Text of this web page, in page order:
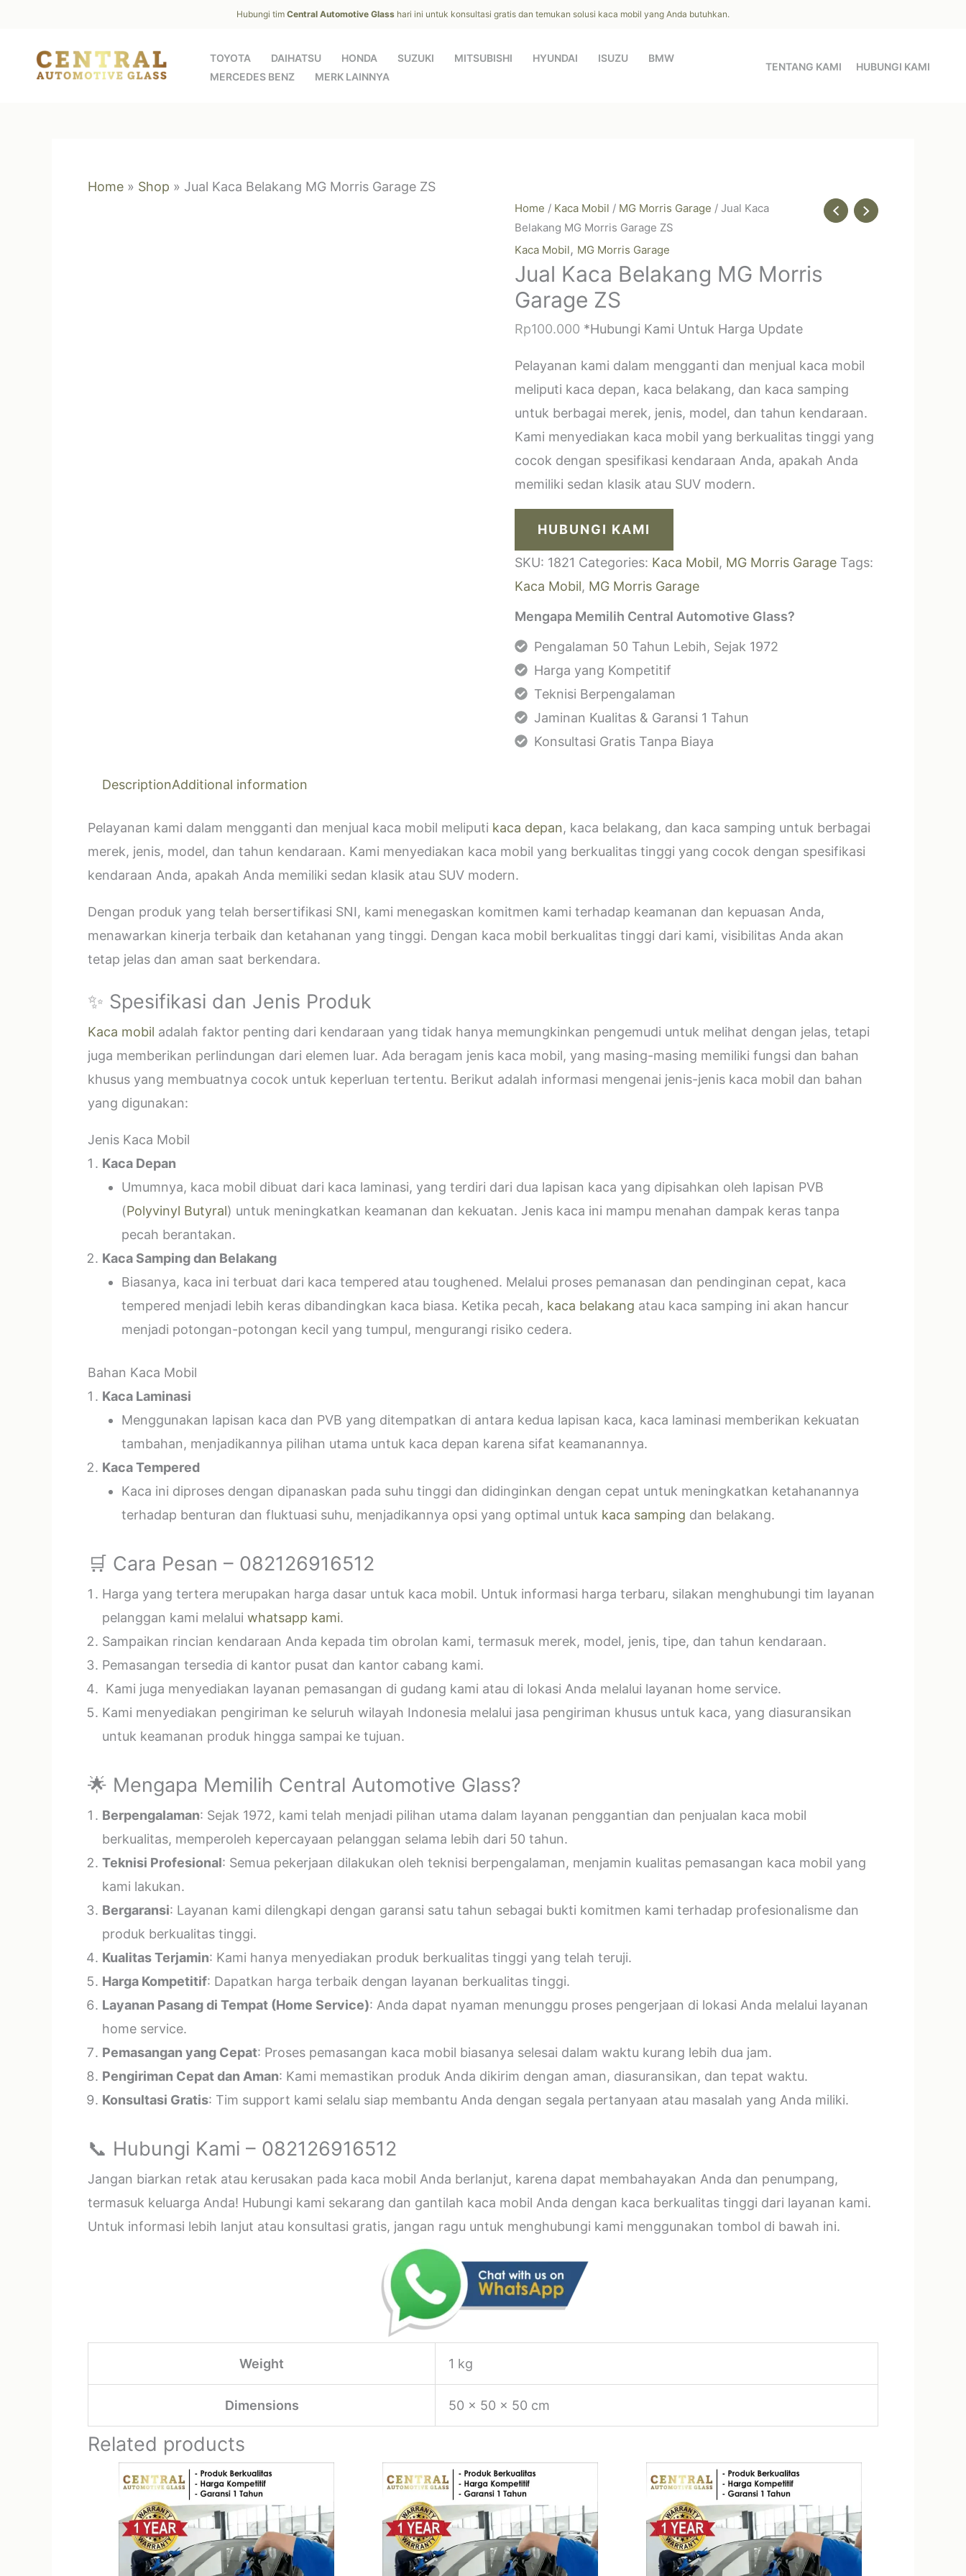
content
Hubungi tim Central Automotive Glass hari ini untuk konsultasi gratis dan temukan solusi kaca mobil yang Anda butuhkan.
TOYOTA DAIHATSU HONDA SUZUKI MITSUBISHI HYUNDAI ISUZU
BMW
MERCEDES BENZ
MERK LAINNYA
TENTANG KAMI HUBUNGI KAMI
Home » Shop » Jual Kaca Belakang MG Morris Garage ZS
Home / Kaca Mobil / MG Morris Garage / Jual Kaca
Belakang MG Morris Garage ZS
Kaca Mobil, MG Morris Garage
Jual Kaca Belakang MG Morris
Garage ZS
Rp100.000 *Hubungi Kami Untuk Harga Update
Pelayanan kami dalam mengganti dan menjual kaca mobil
meliputi kaca depan, kaca belakang, dan kaca samping
untuk berbagai merek, jenis, model, dan tahun kendaraan.
Kami menyediakan kaca mobil yang berkualitas tinggi yang
cocok dengan spesifikasi kendaraan Anda, apakah Anda
memiliki sedan klasik atau SUV modern.
HUBUNGI KAMI
SKU: 1821 Categories: Kaca Mobil, MG Morris Garage Tags:
Kaca Mobil, MG Morris Garage
Mengapa Memilih Central Automotive Glass?
Pengalaman 50 Tahun Lebih, Sejak 1972
Harga yang Kompetitif
Teknisi Berpengalaman
Jaminan Kualitas & Garansi 1 Tahun
Konsultasi Gratis Tanpa Biaya
DescriptionAdditional information
Pelayanan kami dalam mengganti dan menjual kaca mobil meliputi kaca depan, kaca belakang, dan kaca samping untuk berbagai
merek, jenis, model, dan tahun kendaraan. Kami menyediakan kaca mobil yang berkualitas tinggi yang cocok dengan spesifikasi
kendaraan Anda, apakah Anda memiliki sedan klasik atau SUV modern.
Dengan produk yang telah bersertifikasi SNI, kami menegaskan komitmen kami terhadap keamanan dan kepuasan Anda,
menawarkan kinerja terbaik dan ketahanan yang tinggi. Dengan kaca mobil berkualitas tinggi dari kami, visibilitas Anda akan
tetap jelas dan aman saat berkendara.
✨ Spesifikasi dan Jenis Produk
Kaca mobil adalah faktor penting dari kendaraan yang tidak hanya memungkinkan pengemudi untuk melihat dengan jelas, tetapi
juga memberikan perlindungan dari elemen luar. Ada beragam jenis kaca mobil, yang masing-masing memiliki fungsi dan bahan
khusus yang membuatnya cocok untuk keperluan tertentu. Berikut adalah informasi mengenai jenis-jenis kaca mobil dan bahan
yang digunakan:
Jenis Kaca Mobil
Kaca Depan
Umumnya, kaca mobil dibuat dari kaca laminasi, yang terdiri dari dua lapisan kaca yang dipisahkan oleh lapisan PVB
(Polyvinyl Butyral) untuk meningkatkan keamanan dan kekuatan. Jenis kaca ini mampu menahan dampak keras tanpa
pecah berantakan.
Kaca Samping dan Belakang
Biasanya, kaca ini terbuat dari kaca tempered atau toughened. Melalui proses pemanasan dan pendinginan cepat, kaca
tempered menjadi lebih keras dibandingkan kaca biasa. Ketika pecah, kaca belakang atau kaca samping ini akan hancur
menjadi potongan-potongan kecil yang tumpul, mengurangi risiko cedera.
Bahan Kaca Mobil
Kaca Laminasi
Menggunakan lapisan kaca dan PVB yang ditempatkan di antara kedua lapisan kaca, kaca laminasi memberikan kekuatan
tambahan, menjadikannya pilihan utama untuk kaca depan karena sifat keamanannya.
Kaca Tempered
Kaca ini diproses dengan dipanaskan pada suhu tinggi dan didinginkan dengan cepat untuk meningkatkan ketahanannya
terhadap benturan dan fluktuasi suhu, menjadikannya opsi yang optimal untuk kaca samping dan belakang.
🛒 Cara Pesan – 082126916512
Harga yang tertera merupakan harga dasar untuk kaca mobil. Untuk informasi harga terbaru, silakan menghubungi tim layanan
pelanggan kami melalui whatsapp kami.
Sampaikan rincian kendaraan Anda kepada tim obrolan kami, termasuk merek, model, jenis, tipe, dan tahun kendaraan.
Pemasangan tersedia di kantor pusat dan kantor cabang kami.
Kami juga menyediakan layanan pemasangan di gudang kami atau di lokasi Anda melalui layanan home service.
Kami menyediakan pengiriman ke seluruh wilayah Indonesia melalui jasa pengiriman khusus untuk kaca, yang diasuransikan
untuk keamanan produk hingga sampai ke tujuan.
🌟 Mengapa Memilih Central Automotive Glass?
Berpengalaman: Sejak 1972, kami telah menjadi pilihan utama dalam layanan penggantian dan penjualan kaca mobil
berkualitas, memperoleh kepercayaan pelanggan selama lebih dari 50 tahun.
Teknisi Profesional: Semua pekerjaan dilakukan oleh teknisi berpengalaman, menjamin kualitas pemasangan kaca mobil yang
kami lakukan.
Bergaransi: Layanan kami dilengkapi dengan garansi satu tahun sebagai bukti komitmen kami terhadap profesionalisme dan
produk berkualitas tinggi.
Kualitas Terjamin: Kami hanya menyediakan produk berkualitas tinggi yang telah teruji.
Harga Kompetitif: Dapatkan harga terbaik dengan layanan berkualitas tinggi.
Layanan Pasang di Tempat (Home Service): Anda dapat nyaman menunggu proses pengerjaan di lokasi Anda melalui layanan
home service.
Pemasangan yang Cepat: Proses pemasangan kaca mobil biasanya selesai dalam waktu kurang lebih dua jam.
Pengiriman Cepat dan Aman: Kami memastikan produk Anda dikirim dengan aman, diasuransikan, dan tepat waktu.
Konsultasi Gratis: Tim support kami selalu siap membantu Anda dengan segala pertanyaan atau masalah yang Anda miliki.
📞 Hubungi Kami – 082126916512
Jangan biarkan retak atau kerusakan pada kaca mobil Anda berlanjut, karena dapat membahayakan Anda dan penumpang,
termasuk keluarga Anda! Hubungi kami sekarang dan gantilah kaca mobil Anda dengan kaca berkualitas tinggi dari layanan kami.
Untuk informasi lebih lanjut atau konsultasi gratis, jangan ragu untuk menghubungi kami menggunakan tombol di bawah ini.
Weight 1 kg
Dimensions 50 × 50 × 50 cm
Related products